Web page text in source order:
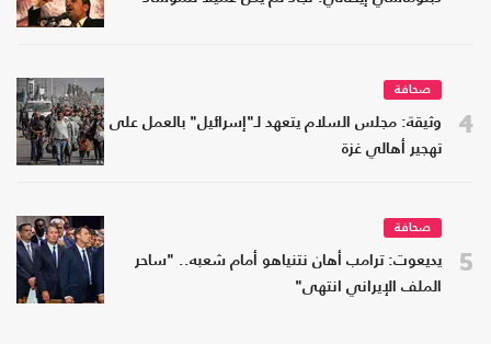
4
صحافة
وثيقة: مجلس السلام يتعهد لـ"إسرائيل" بالعمل على
تهجير أهالي غزة
5
صحافة
يديعوت: ترامب أهان نتنياهو أمام شعبه.. "ساحر
الملف الإيراني انتهى"